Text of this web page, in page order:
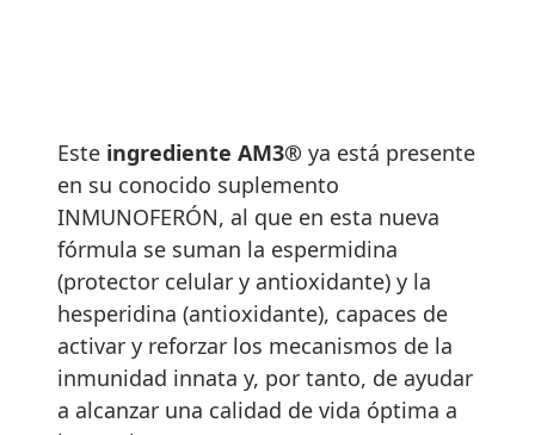
Este ingrediente AM3® ya está presente
en su conocido suplemento
INMUNOFERÓN, al que en esta nueva
fórmula se suman la espermidina
(protector celular y antioxidante) y la
hesperidina (antioxidante), capaces de
activar y reforzar los mecanismos de la
inmunidad innata y, por tanto, de ayudar
a alcanzar una calidad de vida óptima a